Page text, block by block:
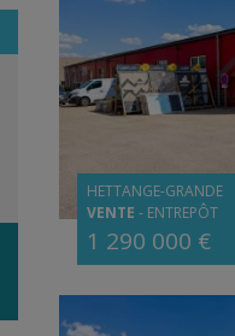
HETTANGE-GRANDE
VENTE - ENTREPÔT
1 290 000 €